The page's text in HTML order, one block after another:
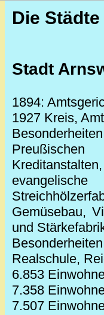
Die
Stadt
1894:
1927 Kreis,
Gemüsebau,
und
Realschule,
6.853
7.358
7.507